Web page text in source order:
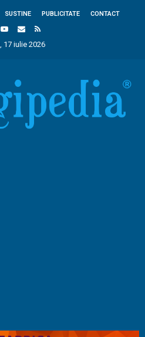
SUSTINE PUBLICITATE CONTACT
17 iulie 2026